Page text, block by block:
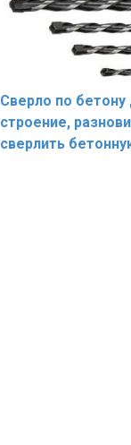
Сверло по бетону
строение,
сверлить